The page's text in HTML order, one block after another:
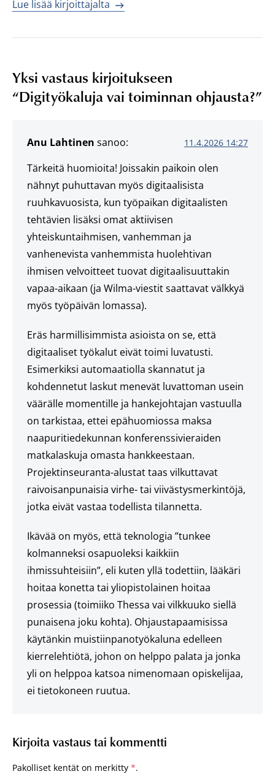
Lue lisää kirjoittajalta
Yksi vastaus kirjoitukseen
“Digityökaluja vai toiminnan ohjausta?”
Anu Lahtinen sanoo: 11.4.2026 14:27
Tärkeitä huomioita! Joissakin paikoin olen
nähnyt puhuttavan myös digitaalisista
ruuhkavuosista, kun työpaikan digitaalisten
tehtävien lisäksi omat aktiivisen
yhteiskuntaihmisen, vanhemman ja
vanhenevista vanhemmista huolehtivan
ihmisen velvoitteet tuovat digitaalisuuttakin
vapaa-aikaan (ja Wilma-viestit saattavat välkkyä
myös työpäivän lomassa).
Eräs harmillisimmista asioista on se, että
digitaaliset työkalut eivät toimi luvatusti.
Esimerkiksi automaatiolla skannatut ja
kohdennetut laskut menevät luvattoman usein
väärälle momentille ja hankejohtajan vastuulla
on tarkistaa, ettei epähuomiossa maksa
naapuritiedekunnan konferenssivieraiden
matkalaskuja omasta hankkeestaan.
Projektinseuranta-alustat taas vilkuttavat
raivoisanpunaisia virhe- tai viivästysmerkintöjä,
jotka eivät vastaa todellista tilannetta.
Ikävää on myös, että teknologia ”tunkee
kolmanneksi osapuoleksi kaikkiin
ihmissuhteisiin”, eli kuten yllä todettiin, lääkäri
hoitaa konetta tai yliopistolainen hoitaa
prosessia (toimiiko Thessa vai vilkkuuko siellä
punaisena joku kohta). Ohjaustapaamisissa
käytänkin muistiinpanotyökaluna edelleen
kierrelehtiötä, johon on helppo palata ja jonka
yli on helppoa katsoa nimenomaan opiskelijaa,
ei tietokoneen ruutua.
Kirjoita vastaus tai kommentti
Pakolliset kentät on merkitty *.